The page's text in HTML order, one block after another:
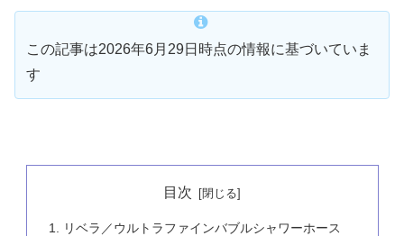
この記事は2026年6月29日時点の情報に基づいていま
す
目次
リベラ／ウルトラファインバブルシャワーホース